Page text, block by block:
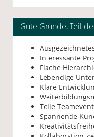
Gute Gründe, Teil
Interessante
Flache
Lebendige
Klare
Tolle
Spannende